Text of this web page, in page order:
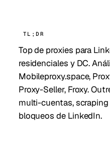
TL;DR
Top de proxies para
residenciales y DC.
Mobileproxy.space,
Proxy-Seller, Froxy.
multi-cuentas,
bloqueos de LinkedIn.